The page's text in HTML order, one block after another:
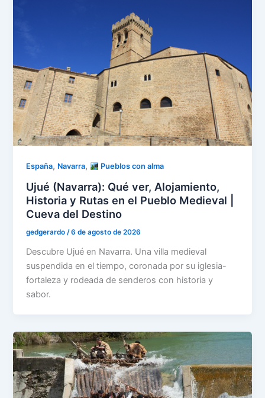
España, Navarra, Pueblos con alma
Ujué (Navarra): Qué ver, Alojamiento,
Historia y Rutas en el Pueblo Medieval |
Cueva del Destino
gedgerardo/6 de agosto de 2026
Descubre Ujué en Navarra. Una villa medieval
suspendida en el tiempo, coronada por su iglesia-
fortaleza y rodeada de senderos con historia y
sabor.